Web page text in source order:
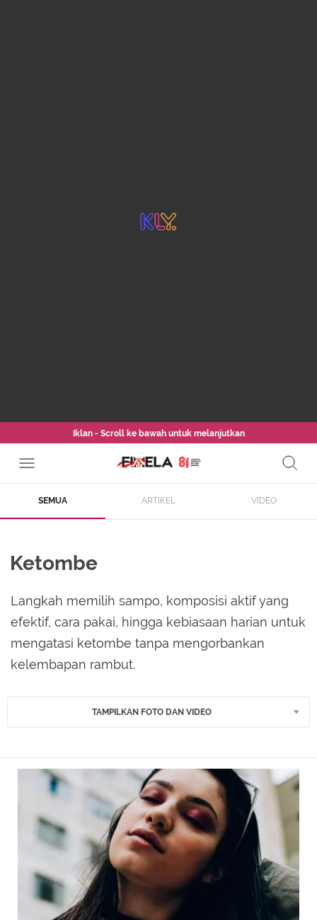
Iklan - Scroll ke bawah untuk melanjutkan
SEMUA ARTIKEL VIDEO
Ketombe
Langkah memilih sampo, komposisi aktif yang
efektif, cara pakai, hingga kebiasaan harian untuk
mengatasi ketombe tanpa mengorbankan
kelembapan rambut.
TAMPILKAN FOTO DAN VIDEO